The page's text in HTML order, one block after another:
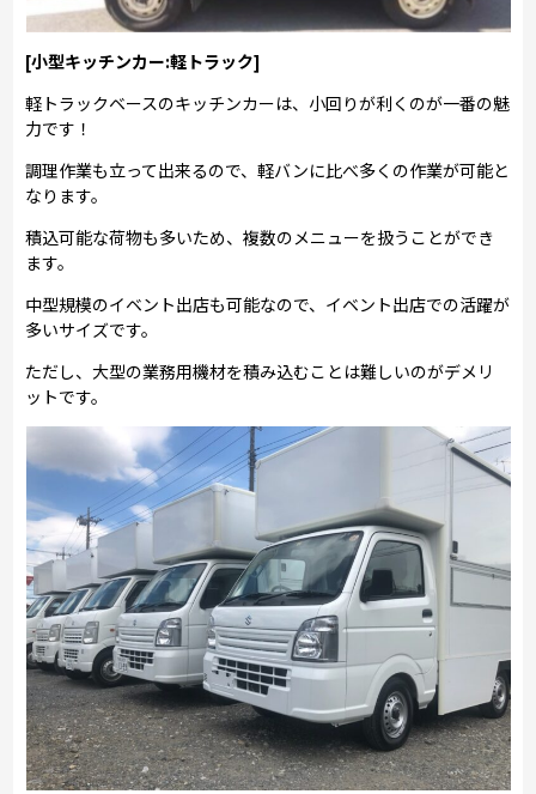
[小型キッチンカー:軽トラック]
軽トラックベースのキッチンカーは、小回りが利くのが一番の魅
力です！
調理作業も立って出来るので、軽バンに比べ多くの作業が可能と
なります。
積込可能な荷物も多いため、複数のメニューを扱うことができ
ます。
中型規模のイベント出店も可能なので、イベント出店での活躍が
多いサイズです。
ただし、大型の業務用機材を積み込むことは難しいのがデメリ
ットです。